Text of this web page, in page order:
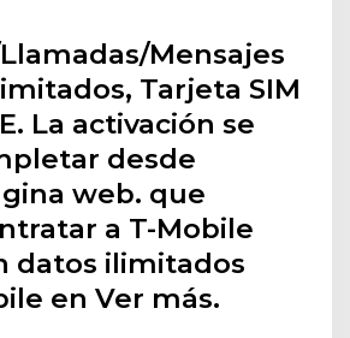
Mensajes
Tarjeta SIM
La activación se
desde
web. que
a T-Mobile
datos ilimitados
en Ver más.